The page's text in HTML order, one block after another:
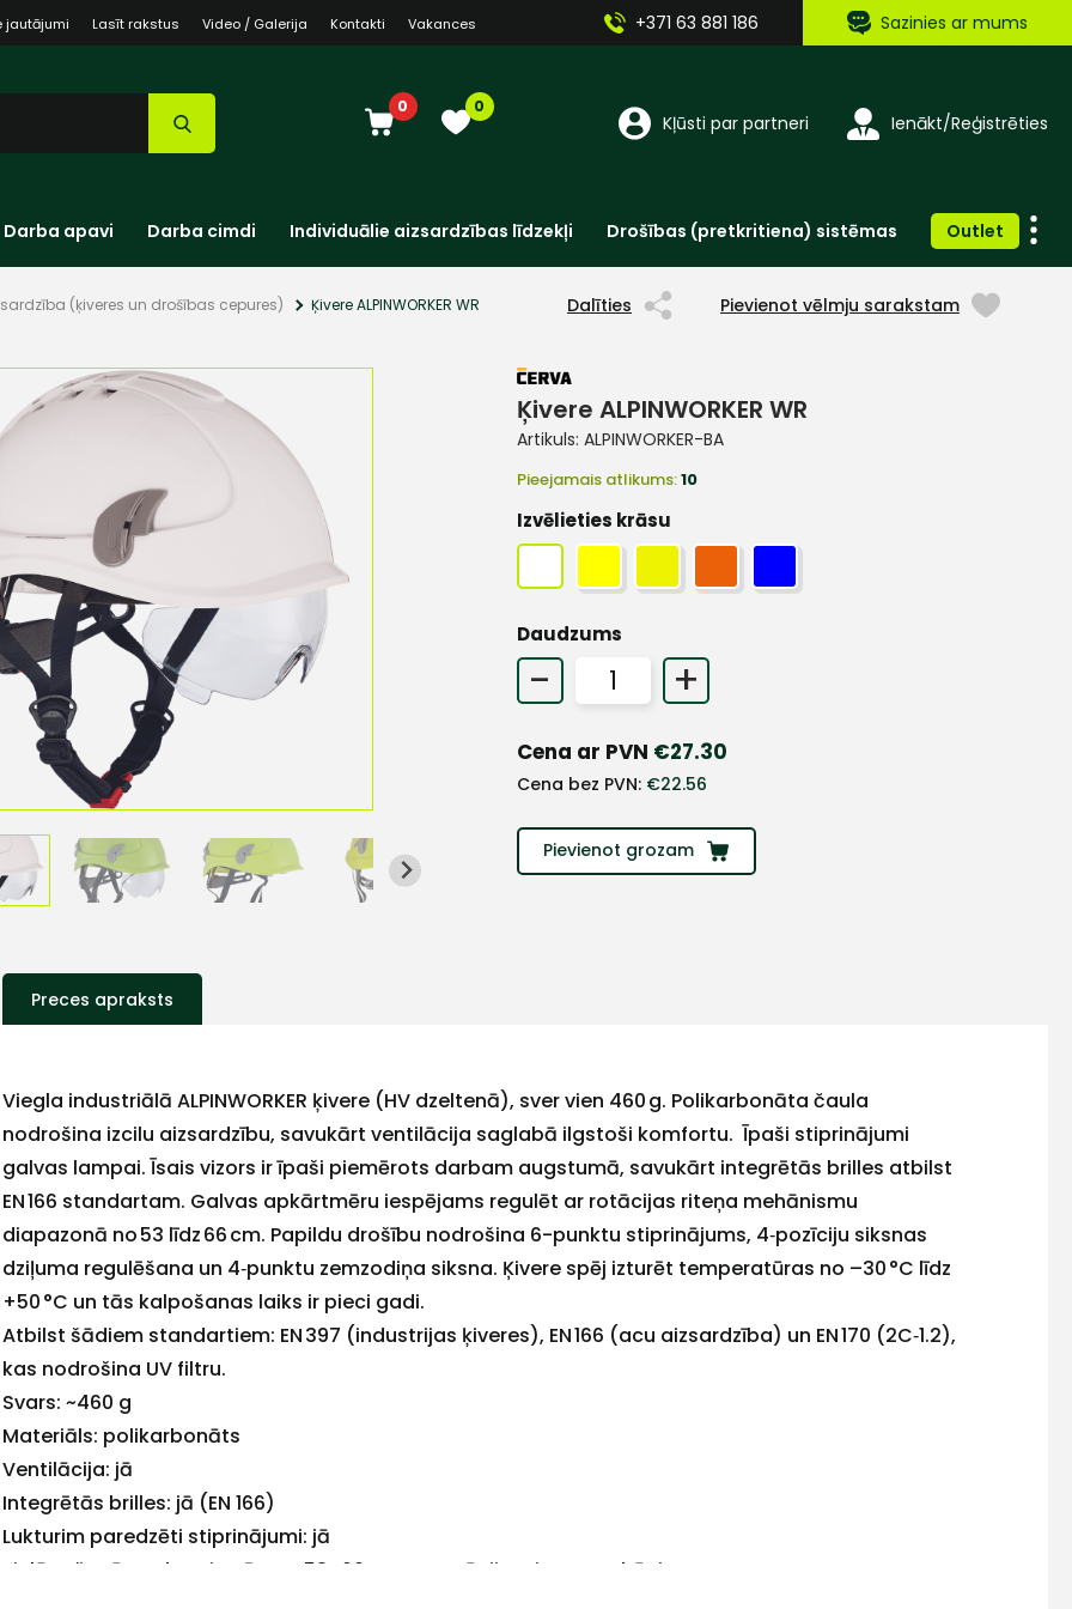
jautājumi Lasīt rakstus Video / Galerija Kontakti Vakances +371 63 881 186 Sazinies ar mums
0 0
Kļūsti par partneri Ienākt/Reģistrēties
Darba apavi Darba cimdi Individuālie aizsardzības līdzekļi Drošības (pretkritiena) sistēmas Outlet
(ķiveres un drošības cepures) Ķivere ALPINWORKER WR Dalīties Pievienot vēlmju sarakstam
Ķivere ALPINWORKER WR
Artikuls: ALPINWORKER-BA
Pieejamais atlikums:10
Izvēlieties krāsu
Daudzums
- +
Cena ar PVN €27.30
Cena bez PVN: €22.56
Pievienot grozam
Preces apraksts
Viegla industriālā ALPINWORKER ķivere (HV dzeltenā), sver vien 460 g. Polikarbonāta čaula
nodrošina izcilu aizsardzību, savukārt ventilācija saglabā ilgstoši komfortu. Īpaši stiprinājumi
galvas lampai. Īsais vizors ir īpaši piemērots darbam augstumā, savukārt integrētās brilles atbilst
EN 166 standartam. Galvas apkārtmēru iespējams regulēt ar rotācijas riteņa mehānismu
diapazonā no 53 līdz 66 cm. Papildu drošību nodrošina 6-punktu stiprinājums, 4‑pozīciju siksnas
dziļuma regulēšana un 4‑punktu zemzodiņa siksna. Ķivere spēj izturēt temperatūras no –30 °C līdz
+50 °C un tās kalpošanas laiks ir pieci gadi.
Atbilst šādiem standartiem: EN 397 (industrijas ķiveres), EN 166 (acu aizsardzība) un EN 170 (2C‑1.2),
kas nodrošina UV filtru.
Svars: ~460 g
Materiāls: polikarbonāts
Ventilācija: jā
Integrētās brilles: jā (EN 166)
Lukturim paredzēti stiprinājumi: jā
Pielāgošanās galvas izmēram: 53–66 cm, ar rotācijas riteņa mehānismu
+